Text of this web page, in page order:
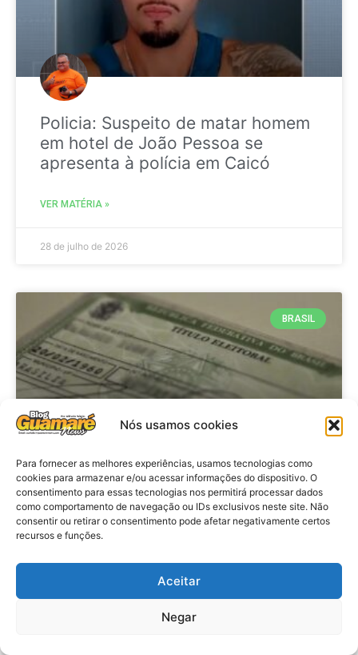
Nós usamos cookies
Para fornecer as melhores experiências, usamos tecnologias como
cookies para armazenar e/ou acessar informações do dispositivo. O
consentimento para essas tecnologias nos permitirá processar dados
como comportamento de navegação ou IDs exclusivos neste site. Não
consentir ou retirar o consentimento pode afetar negativamente certos
recursos e funções.
Aceitar
Negar
Policia: Suspeito de matar homem
em hotel de João Pessoa se
apresenta à polícia em Caicó
VER MATÉRIA »
28 de julho de 2026
BRASIL
Brasil: Policia Federal investiga
753 casos de crimes eleitorais
antes das eleições